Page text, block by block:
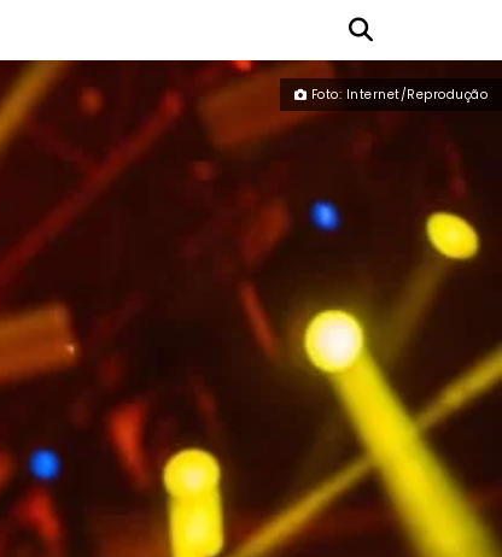
Foto: Internet/Reprodução